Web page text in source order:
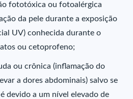
fototóxica ou fotoalérgica
da pele durante a exposição
UV) conhecida durante o
ou cetoprofeno;
ou crônica (inflamação do
a dores abdominais) salvo se
devido a um nível elevado de